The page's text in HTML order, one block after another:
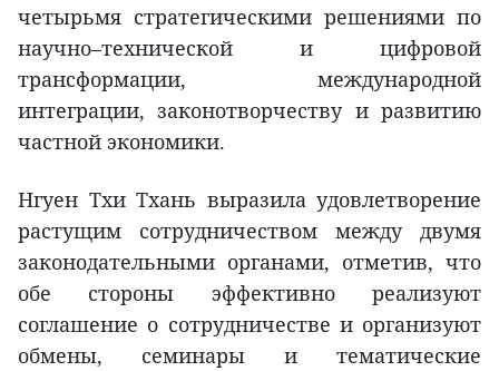
четырьмя стратегическими решениями по
научно–технической и цифровой
трансформации, международной
интеграции, законотворчеству и развитию
частной экономики.
Нгуен Тхи Тхань выразила удовлетворение
растущим сотрудничеством между двумя
законодательными органами, отметив, что
обе стороны эффективно реализуют
соглашение о сотрудничестве и организуют
обмены, семинары и тематические